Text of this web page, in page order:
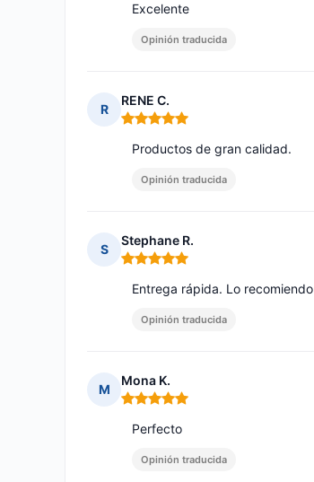
Excelente
Opinión traducida
R
RENE C.
Nota: 5 de 5
Productos de gran calidad.
Opinión traducida
S
Stephane R.
Nota: 5 de 5
Entrega rápida. Lo recomiendo
Opinión traducida
M
Mona K.
Nota: 5 de 5
Perfecto
Opinión traducida